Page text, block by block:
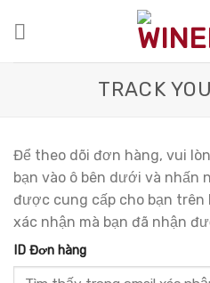
TRACK
Để theo dõi đơn hàng, vui
bạn vào ô bên dưới và nhấn
được cung cấp cho bạn trên
xác nhận mà bạn đã nhận
ID Đơn hàng